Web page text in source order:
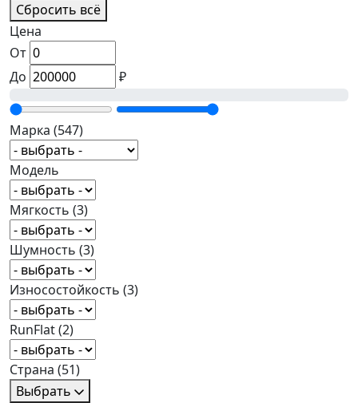
Сбросить всё
Цена
От
До
₽
Марка (547)
Модель
Мягкость (3)
Шумность (3)
Износостойкость (3)
RunFlat(2)
Страна (51)
Выбрать